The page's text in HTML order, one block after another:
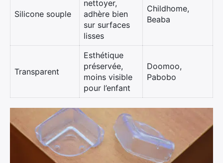
Silicone souple
nettoyer,
adhère bien
sur surfaces
lisses
Childhome,
Beaba
Transparent
Esthétique
préservée,
moins visible
pour l’enfant
Doomoo,
Pabobo
Rechercher